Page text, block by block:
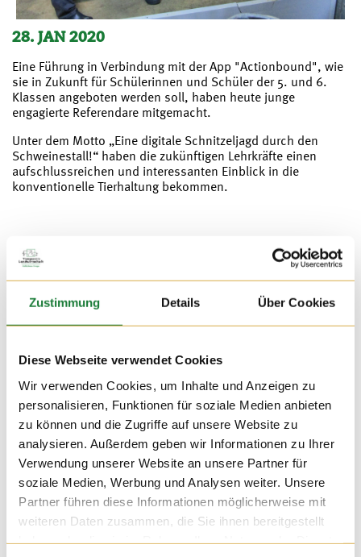
Zustimmung Details Über Cookies
Diese Webseite verwendet Cookies
Wir verwenden Cookies, um Inhalte und Anzeigen zu
personalisieren, Funktionen für soziale Medien anbieten
zu können und die Zugriffe auf unsere Website zu
analysieren. Außerdem geben wir Informationen zu Ihrer
Verwendung unserer Website an unsere Partner für
soziale Medien, Werbung und Analysen weiter. Unsere
Partner führen diese Informationen möglicherweise mit
weiteren Daten zusammen, die Sie ihnen bereitgestellt
28. JAN 2020
Eine Führung in Verbindung mit der App "Actionbound", wie
sie in Zukunft für Schülerinnen und Schüler der 5. und 6.
Klassen angeboten werden soll, haben heute junge
engagierte Referendare mitgemacht.
Unter dem Motto „Eine digitale Schnitzeljagd durch den
Schweinestall!“ haben die zukünftigen Lehrkräfte einen
aufschlussreichen und interessanten Einblick in die
konventionelle Tierhaltung bekommen.